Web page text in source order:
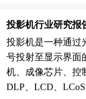
咨询公司领衔撰写
上，主要依据了国
改委、国家经济信
全国商业信息中心
行业研究网、全国
面，中国企业在5G
技术积累、成本优
额，但在高端芯片
面临复杂环境，行
区域化、生态融合
建设的战略性支撑
态化协同的成熟发
与居民消费习惯
数字化、智能化转
易效率与覆盖广度
投影机行业研究报
投影机是一种通过
号投射至显示界面
机、成像芯片、控
DLP、LCD、